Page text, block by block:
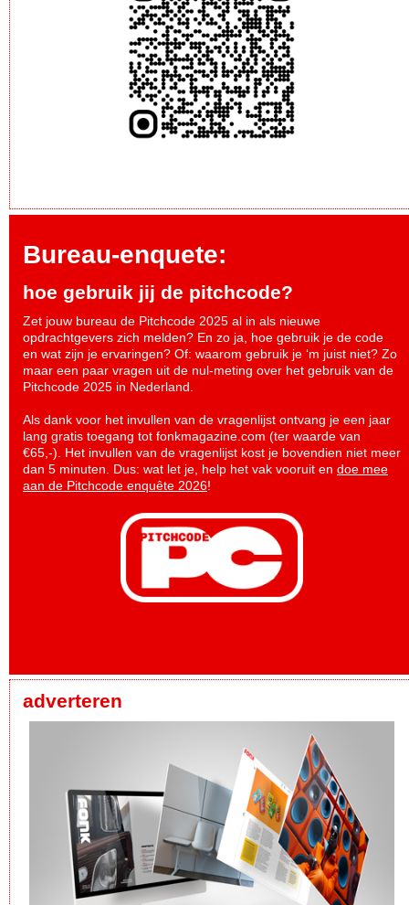
Bureau-enquete:
hoe gebruik jij de pitchcode?
Zet jouw bureau de Pitchcode 2025 al in als nieuwe
opdrachtgevers zich melden? En zo ja, hoe gebruik je de code
en wat zijn je ervaringen? Of: waarom gebruik je ‘m juist niet? Zo
maar een paar vragen uit de nul-meting over het gebruik van de
Pitchcode 2025 in Nederland.
Als dank voor het invullen van de vragenlijst ontvang je een jaar
lang gratis toegang tot fonkmagazine.com (ter waarde van
€65,-). Het invullen van de vragenlijst kost je bovendien niet meer
dan 5 minuten. Dus: wat let je, help het vak vooruit en doe mee
aan de Pitchcode enquête 2026!
adverteren